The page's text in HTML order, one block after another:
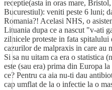
receptie(asta in oras mare,
Bucurestiul): veniti peste 6 luni;
Romania?! Acelasi NHS, o
Lituania dupa ce a nascut "v-ati
zilnicele proteste in fata
cazurilor de malpraxis in care au
Si sa nu uitam ca era o statistica
este (sau era) prima din Europa
ce? Pentru ca aia nu-ti dau
cap umflat de la o infectie la o